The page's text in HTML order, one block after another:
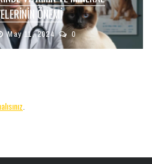
ÖNEMI
May 11, 2024 0